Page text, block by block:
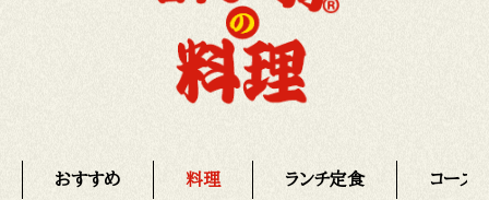
おすすめ 料理 ランチ定食 コース